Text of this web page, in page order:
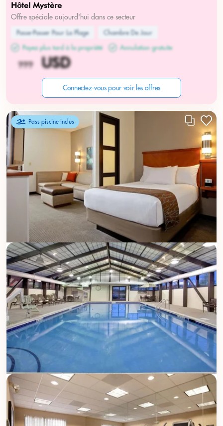
Hôtel Mystère
Offre spéciale aujourd'hui dans ce secteur
Passe-Passer Pour La Plage
Chambre De Jour
Payez plus tard à la propriété
Annulation gratuite
Connectez-vous pour voir les offres
Pass piscine inclus